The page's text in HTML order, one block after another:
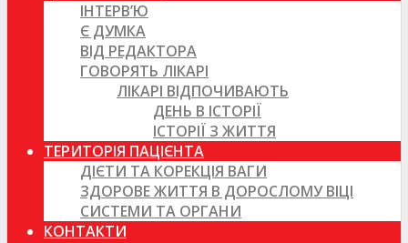
ІНТЕРВ’Ю
Є ДУМКА
ВІД РЕДАКТОРА
ГОВОРЯТЬ ЛІКАРІ
ЛІКАРІ ВІДПОЧИВАЮТЬ
ДЕНЬ В ІСТОРІЇ
ІСТОРІЇ З ЖИТТЯ
ТЕРИТОРІЯ ПАЦІЄНТА
ДІЄТИ ТА КОРЕКЦІЯ ВАГИ
ЗДОРОВЕ ЖИТТЯ В ДОРОСЛОМУ ВІЦІ
СИСТЕМИ ТА ОРГАНИ
КОНТАКТИ